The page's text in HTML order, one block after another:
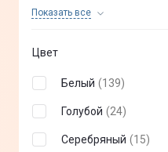
Показать все
Карбон (
Цвет
Белый (139)
Голубой (24)
Серебряный (15)